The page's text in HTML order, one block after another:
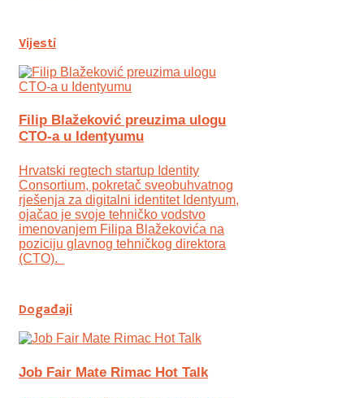
Vijesti
Filip Blažeković preuzima ulogu
CTO-a u Identyumu
Hrvatski regtech startup Identity
Consortium, pokretač sveobuhvatnog
rješenja za digitalni identitet Identyum,
ojаčao je svoje tehničko vodstvo
imenovanjem Filipa Blažekovića na
poziciju glavnog tehničkog direktora
(CTO).
Događaji
Job Fair Mate Rimac Hot Talk